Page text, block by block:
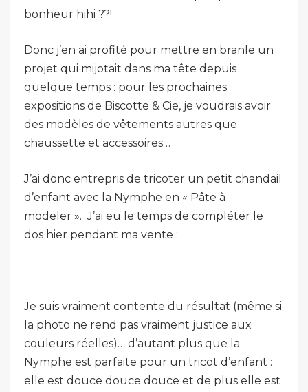
bonheur hihi ??!
Donc j’en ai profité pour mettre en branle un
projet qui mijotait dans ma tête depuis
quelque temps : pour les prochaines
expositions de Biscotte & Cie, je voudrais avoir
des modèles de vêtements autres que
chaussette et accessoires…
J’ai donc entrepris de tricoter un petit chandail
d’enfant avec la Nymphe en « Pâte à
modeler ». J’ai eu le temps de compléter le
dos hier pendant ma vente :
Je suis vraiment contente du résultat (même si
la photo ne rend pas vraiment justice aux
couleurs réelles)… d’autant plus que la
Nymphe est parfaite pour un tricot d’enfant :
elle est douce douce douce et de plus elle est